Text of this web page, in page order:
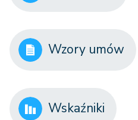
Wzory umów
Wskaźniki